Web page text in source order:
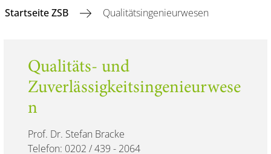
Startseite ZSB Qualitätsingenieurwesen
Qualitäts- und
Zuverlässigkeitsingenieurwese
n
Prof. Dr. Stefan Bracke
Telefon: 0202 / 439 - 2064